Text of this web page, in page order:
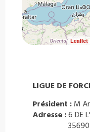
Leaflet
LIGUE DE
Président : M
Adresse :6 DE